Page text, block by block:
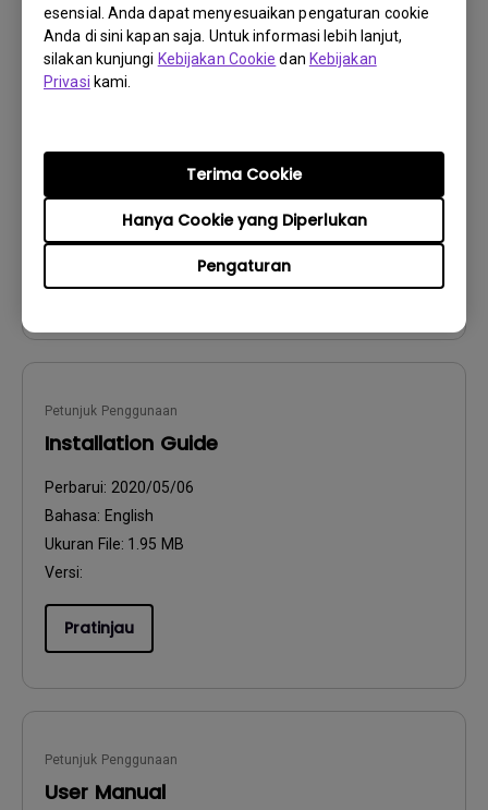
esensial. Anda dapat menyesuaikan pengaturan cookie
Anda di sini kapan saja. Untuk informasi lebih lanjut,
silakan kunjungi Kebijakan Cookie dan Kebijakan
Privasi kami.
Pengaturan
Hanya Cookie yang Diperlukan
Terima Cookie
Petunjuk Penggunaan
DMS Local User Manual
Ukuran File:
Petunjuk Penggunaan
Installation Guide
Perbarui: 2020/05/06
Bahasa: English
Ukuran File: 1.95 MB
Versi:
Pratinjau
Petunjuk Penggunaan
User Manual